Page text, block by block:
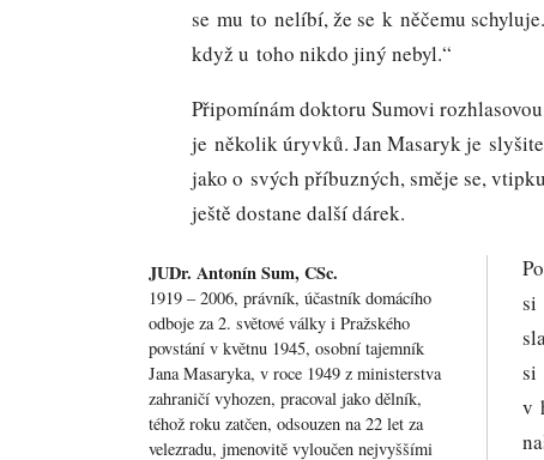
se mu to nelíbí, že se k něčemu
když u toho nikdo jiný nebyl.“
Připomínám doktoru Sumovi
je několik úryvků. Jan Masaryk je
jako o svých příbuzných, směje se,
ještě dostane další dárek.
JUDr. Antonín Sum, CSc.
1919 – 2006, právník, účastník domácího
odboje za 2. světové války i Pražského
povstání v květnu 1945, osobní tajemník
Jana Masaryka, v roce 1949 z ministerstva
zahraničí vyhozen, pracoval jako dělník,
téhož roku zatčen, odsouzen na 22 let za
velezradu, jmenovitě vyloučen nejvyššími
si
si
v